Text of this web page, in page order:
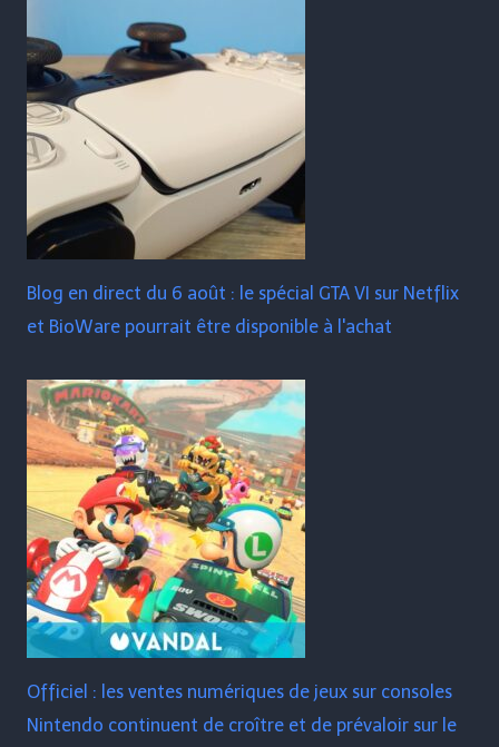
Blog en direct du 6 août : le spécial GTA VI sur Netflix
et BioWare pourrait être disponible à l'achat
Officiel : les ventes numériques de jeux sur consoles
Nintendo continuent de croître et de prévaloir sur le